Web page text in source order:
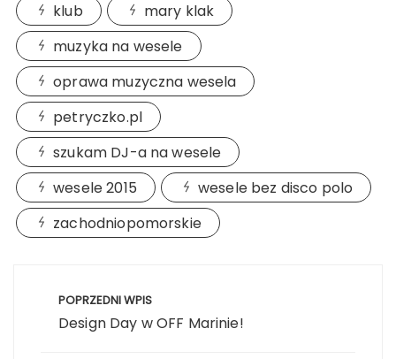
klub
mary klak
muzyka na wesele
oprawa muzyczna wesela
petryczko.pl
szukam DJ-a na wesele
wesele 2015
wesele bez disco polo
zachodniopomorskie
wpisuPOPRZEDNI WPIS
Design Day w OFF Marinie!